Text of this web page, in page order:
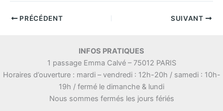
PRÉCÉDENT SUIVANT
INFOS PRATIQUES
1 passage Emma Calvé – 75012 PARIS
Horaires d’ouverture : mardi – vendredi : 12h-20h / samedi : 10h-
19h / fermé le dimanche & lundi
Nous sommes fermés les jours fériés